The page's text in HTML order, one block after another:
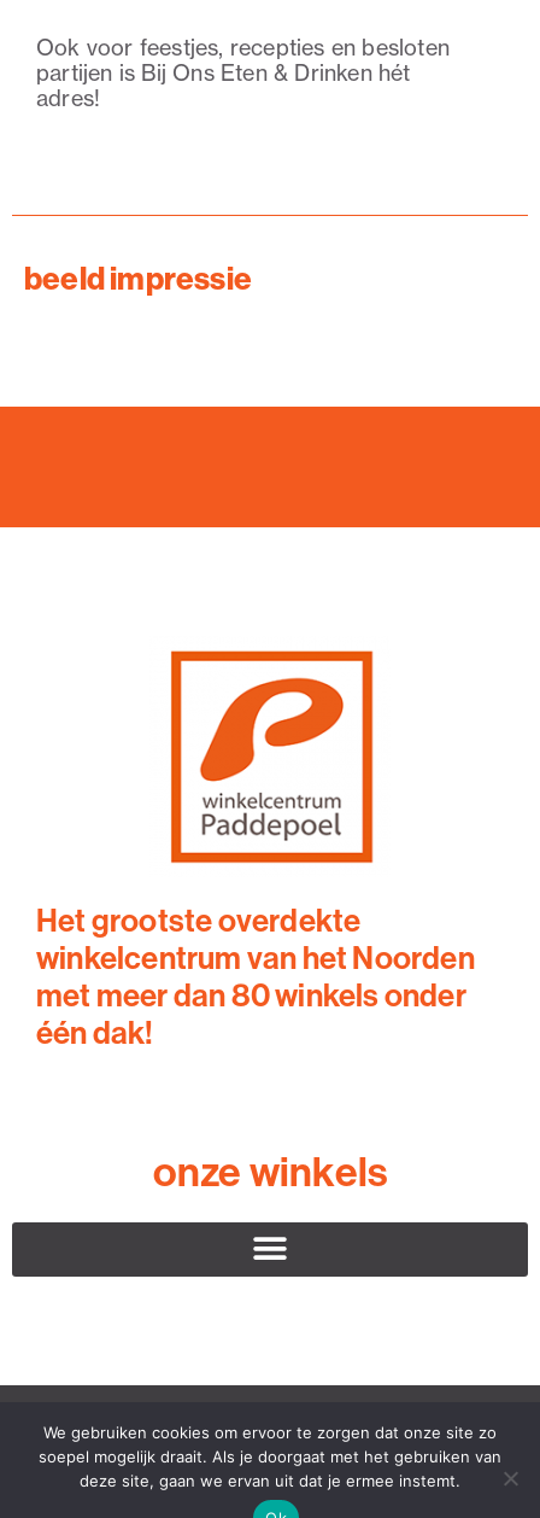
Ook voor feestjes, recepties en besloten
partijen is Bij Ons Eten & Drinken hét
adres!
beeld impressie
Het grootste overdekte
winkelcentrum van het Noorden
met meer dan 80 winkels onder
één dak!
onze winkels
Winkelcentrum Paddepoel ©2023 – alle rechten voorbehouden
We gebruiken cookies om ervoor te zorgen dat onze site zo
soepel mogelijk draait. Als je doorgaat met het gebruiken van
deze site, gaan we ervan uit dat je ermee instemt.